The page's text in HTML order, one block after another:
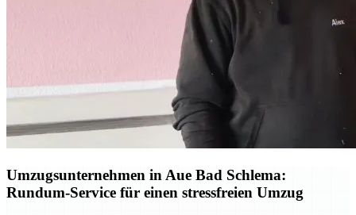
Umzugsunternehmen in Aue Bad Schlema:
Rundum-Service für einen stressfreien Umzug